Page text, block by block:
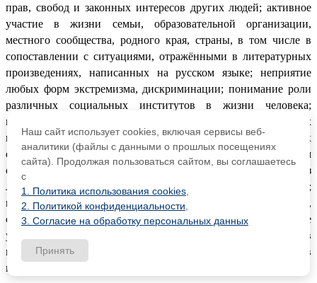
прав, свобод и законных интересов других людей; активное
участие в жизни семьи, образовательной организации,
местного сообщества, родного края, страны, в том числе в
сопоставлении с ситуациями, отражёнными в литературных
произведениях, написанных на русском языке; неприятие
любых форм экстремизма, дискриминации; понимание роли
различных социальных институтов в жизни человека;
представление об основных правах, свободах и обязанностях
гражданина, социальных нормах и правилах межличностных
отношений в поликультурном и многоконфессиональном
обществе, формируемое в том числе на основе примеров из
литературных произведений, написанных на русском языке;
готовность к разнообразной совместной деятельности,
стремление к взаимопониманию и взаимопомощи; активное
участие в школьном самоуправлении; готовность к участию в
гуманитарной деятельности (помощь людям, нуждающимся в
ней; волонтёрство).
Наш сайт использует cookies, включая сервисы веб-
аналитики (файлы с данными о прошлых посещениях
сайта). Продолжая пользоваться сайтом, вы соглашаетесь
с
1. Политика использования cookies
2. Политикой конфиденциальности
3. Согласие на обработку персональных данных
Принять